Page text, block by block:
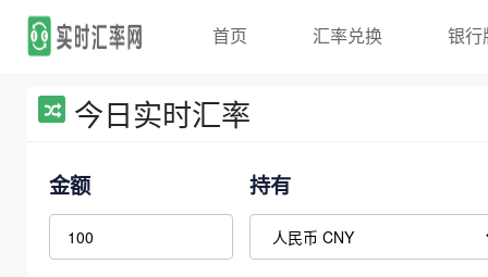
首页 汇率兑换 银行
今日实时汇率
金额 持有